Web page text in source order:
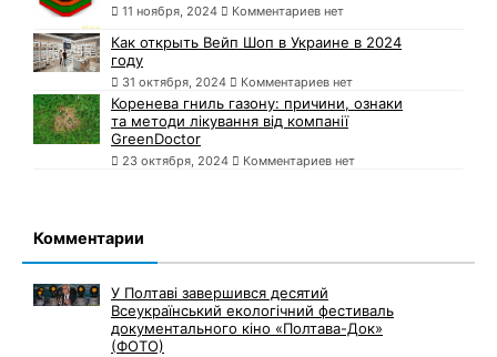
11 ноября, 2024 Комментариев нет
Как открыть Вейп Шоп в Украине в 2024
году
31 октября, 2024 Комментариев нет
Коренева гниль газону: причини, ознаки
та методи лікування від компанії
GreenDoctor
23 октября, 2024 Комментариев нет
Комментарии
У Полтаві завершився десятий
Всеукраїнський екологічний фестиваль
документального кіно «Полтава-Док»
(ФОТО)